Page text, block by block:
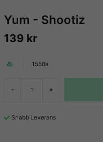
Yum - Shootiz
139 kr
1558a
- +
Snabb Leverans